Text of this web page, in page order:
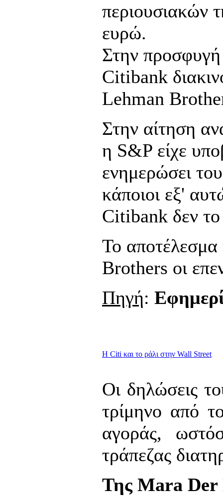
περιουσιακών
ευρώ.
Στην προσφυγή
Citibank
Lehman
Στην αίτηση
η S&P είχε
ενημερώσει
κάποιοι εξ'
Citibank δεν το
Το αποτέλεσμα
Brothers οι
Πηγή:
Η Citi και το ράλι στην Wall Street
Οι δηλώσεις
τρίμηνο από
αγοράς,
τράπεζας
Της Mara Der